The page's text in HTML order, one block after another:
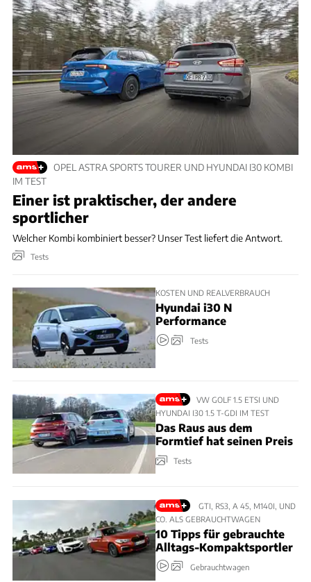
OPEL ASTRA SPORTS TOURER UND HYUNDAI I30 KOMBI
IM TEST
Einer ist praktischer, der andere
sportlicher
Welcher Kombi kombiniert besser? Unser Test liefert die Antwort.
Tests
KOSTEN UND REALVERBRAUCH
Hyundai i30 N
Performance
Tests
VW GOLF 1.5 ETSI UND
HYUNDAI I30 1.5 T-GDI IM TEST
Das Raus aus dem
Formtief hat seinen Preis
Tests
GTI, RS3, A 45, M140I, UND
CO. ALS GEBRAUCHTWAGEN
10 Tipps für gebrauchte
Alltags-Kompaktsportler
Gebrauchtwagen